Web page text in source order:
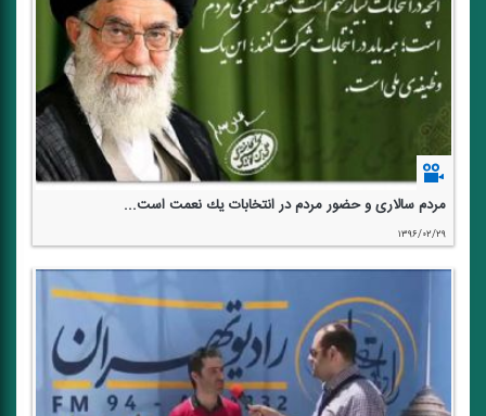
مردم سالاری و حضور مردم در انتخابات یك نعمت است...
۱۳۹۶/۰۲/۲۹